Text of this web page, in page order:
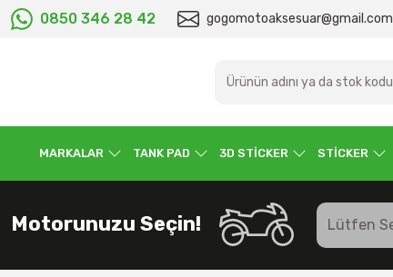
0850 346 28 42 gogomotoaksesuar@gmail.com
MARKALAR TANK PAD 3D STİCKER STİCKER
Motorunuzu Seçin!